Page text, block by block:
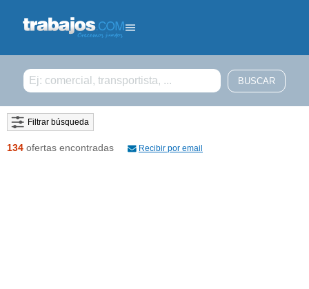
Filtrar búsqueda
134 ofertas encontradas Recibir por email